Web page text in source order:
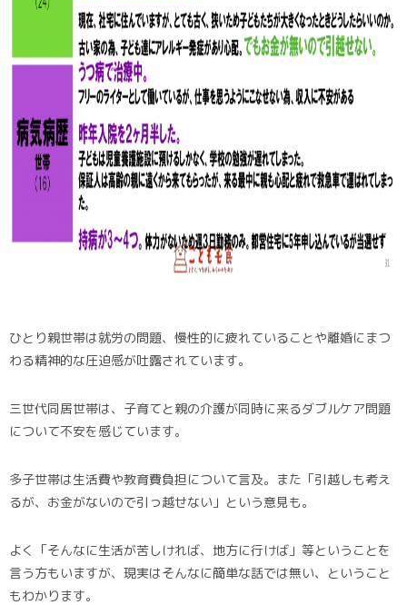
ひとり親世帯は就労の問題、慢性的に疲れていることや離婚にまつ
わる精神的な圧迫感が吐露されています。
三世代同居世帯は、子育てと親の介護が同時に来るダブルケア問題
について不安を感じています。
多子世帯は生活費や教育費負担について言及。また「引越しも考え
るが、お金がないので引っ越せない」という意見も。
よく「そんなに生活が苦しければ、地方に行けば」等ということを
言う方もいますが、現実はそんなに簡単な話では無い、ということ
もわかります。